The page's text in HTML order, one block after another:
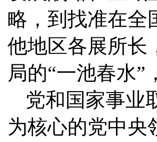
略，到找准在全
他地区各展所长
局的“一池春水
党和国家事业
为核心的党中央